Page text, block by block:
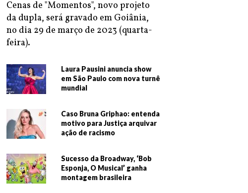
Cenas de "Momentos", novo projeto
da dupla, será gravado em Goiânia,
no dia 29 de março de 2023 (quarta-
feira).
Laura Pausini anuncia show
em São Paulo com nova turnê
mundial
Caso Bruna Griphao: entenda
motivo para Justiça arquivar
ação de racismo
Sucesso da Broadway, ‘Bob
Esponja, O Musical’ ganha
montagem brasileira